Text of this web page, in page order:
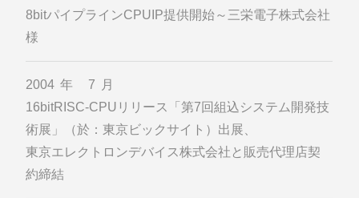
8bitパイプラインCPUIP提供開始～三栄電子株式会社
様
2004年 7月
16bitRISC-CPUリリース「第7回組込システム開発技
術展」（於：東京ビックサイト）出展、
東京エレクトロンデバイス株式会社と販売代理店契
約締結